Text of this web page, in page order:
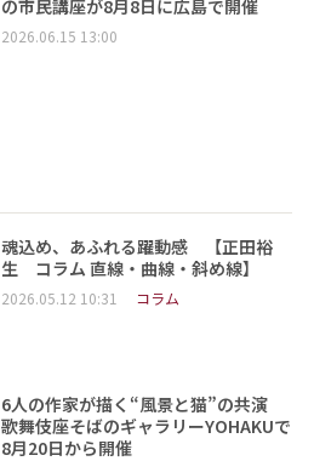
の市民講座が8月8日に広島で開催
2026.06.15 13:00
魂込め、あふれる躍動感 【正田裕
生 コラム 直線・曲線・斜め線】
2026.05.12 10:31 コラム
6人の作家が描く“風景と猫”の共演
歌舞伎座そばのギャラリーYOHAKUで
8月20日から開催